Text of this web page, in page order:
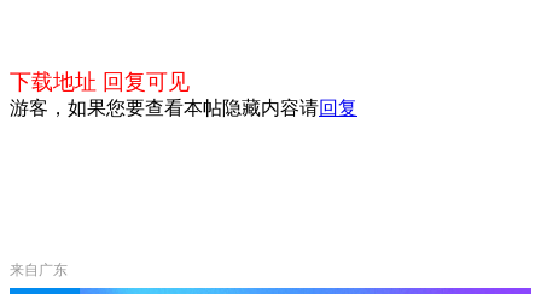
下载地址 回复可见
游客，如果您要查看本帖隐藏内容请回复
来自广东